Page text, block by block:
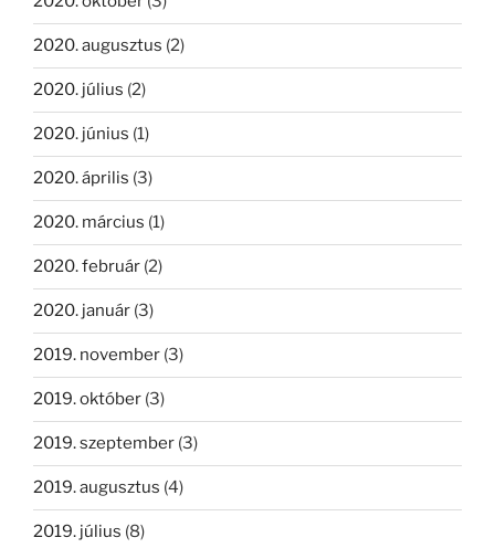
2020. augusztus (2)
2020. július (2)
2020. június (1)
2020. április (3)
2020. március (1)
2020. február (2)
2020. január (3)
2019. november (3)
2019. október (3)
2019. szeptember (3)
2019. augusztus (4)
2019. július (8)